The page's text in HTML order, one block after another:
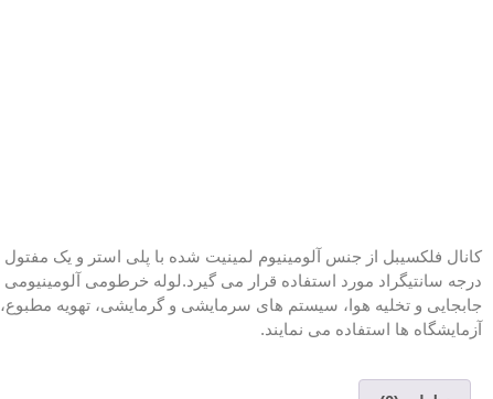
درجه سانتیگراد مورد استفاده قرار می گیرد.لوله خرطومی
جابجایی و تخلیه هوا، سیستم های سرمایشی و گرمایشی، تهویه
آزمایشگاه ها استفاده می نمایند.